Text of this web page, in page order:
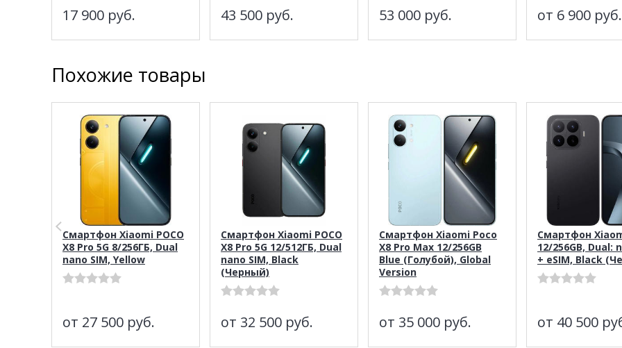
17 900 руб. 43 500 руб. 53 000 руб. от 6 900 руб.
Похожие товары
Смартфон Xiaomi POCO
X8 Pro 5G 8/256ГБ, Dual
nano SIM, Yellow
от 27 500 руб.
Смартфон Xiaomi POCO
X8 Pro 5G 12/512ГБ, Dual
nano SIM, Black
(Черный)
от 32 500 руб.
Смартфон Xiaomi Poco
X8 Pro Max 12/256GB
Blue (Голубой), Global
Version
от 35 000 руб.
Смартфон
12/256GB, Dual:
+ eSIM, Black
от 40 500